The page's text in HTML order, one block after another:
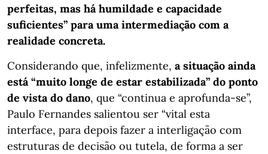
perfeitas, mas há humildade e capacidade
suficientes” para uma intermediação com a
realidade concreta.
Considerando que, infelizmente, a situação ainda
está “muito longe de estar estabilizada” do ponto
de vista do dano, que “continua e aprofunda-se”,
Paulo Fernandes salientou ser “vital esta
interface, para depois fazer a interligação com
estruturas de decisão ou tutela, de forma a ser